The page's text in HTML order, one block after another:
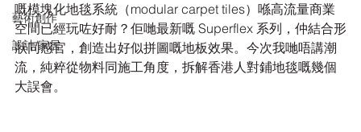
藝術創作
設計/家居
嘅模塊化地毯系統（modular carpet tiles）喺高流量商業
空間已經玩咗好耐？佢哋最新嘅 Superflex 系列，仲結合形
狀同感官，創造出好似拼圖嘅地板效果。今次我哋唔講潮
流，純粹從物料同施工角度，拆解香港人對鋪地毯嘅幾個
大誤會。